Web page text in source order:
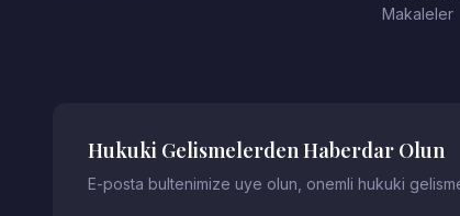
Makaleler
Hukuki Gelismelerden Haberdar Olun
E-posta bultenimize uye olun, onemli hukuki